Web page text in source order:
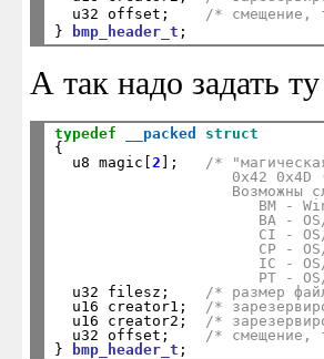
  u32 offset;
/* смещение,
}
bmp_header_t
А так надо задать
typedef __packed
struct
{
  u8 magic[
2 ];
/*
0x42 0x4D (HEX-код,
Возможны
BM - Windows
BA - OS/2
CI - OS/2
CP - OS/2
IC - OS/2
PT - OS/2
u32 filesz;
/* размер
  u16 creator1;
/*
  u16 creator2;
/*
  u32 offset;
/* смещение,
}
bmp_header_t